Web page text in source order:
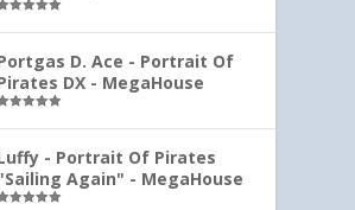
D. Ace - Portrait Of
DX - MegaHouse
- Portrait Of Pirates
Again" - MegaHouse